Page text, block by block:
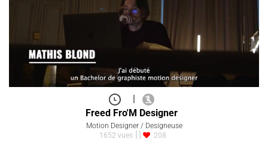
|
Freed Fro'M Designer
Motion Designer / Designeuse
1652 vues
208